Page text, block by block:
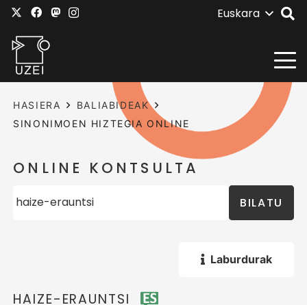
Euskara
HASIERA
BALIABIDEAK
SINONIMOEN HIZTEGIA ONLINE
ONLINE KONTSULTA
BILATU
Laburdurak
HAIZE-ERAUNTSI